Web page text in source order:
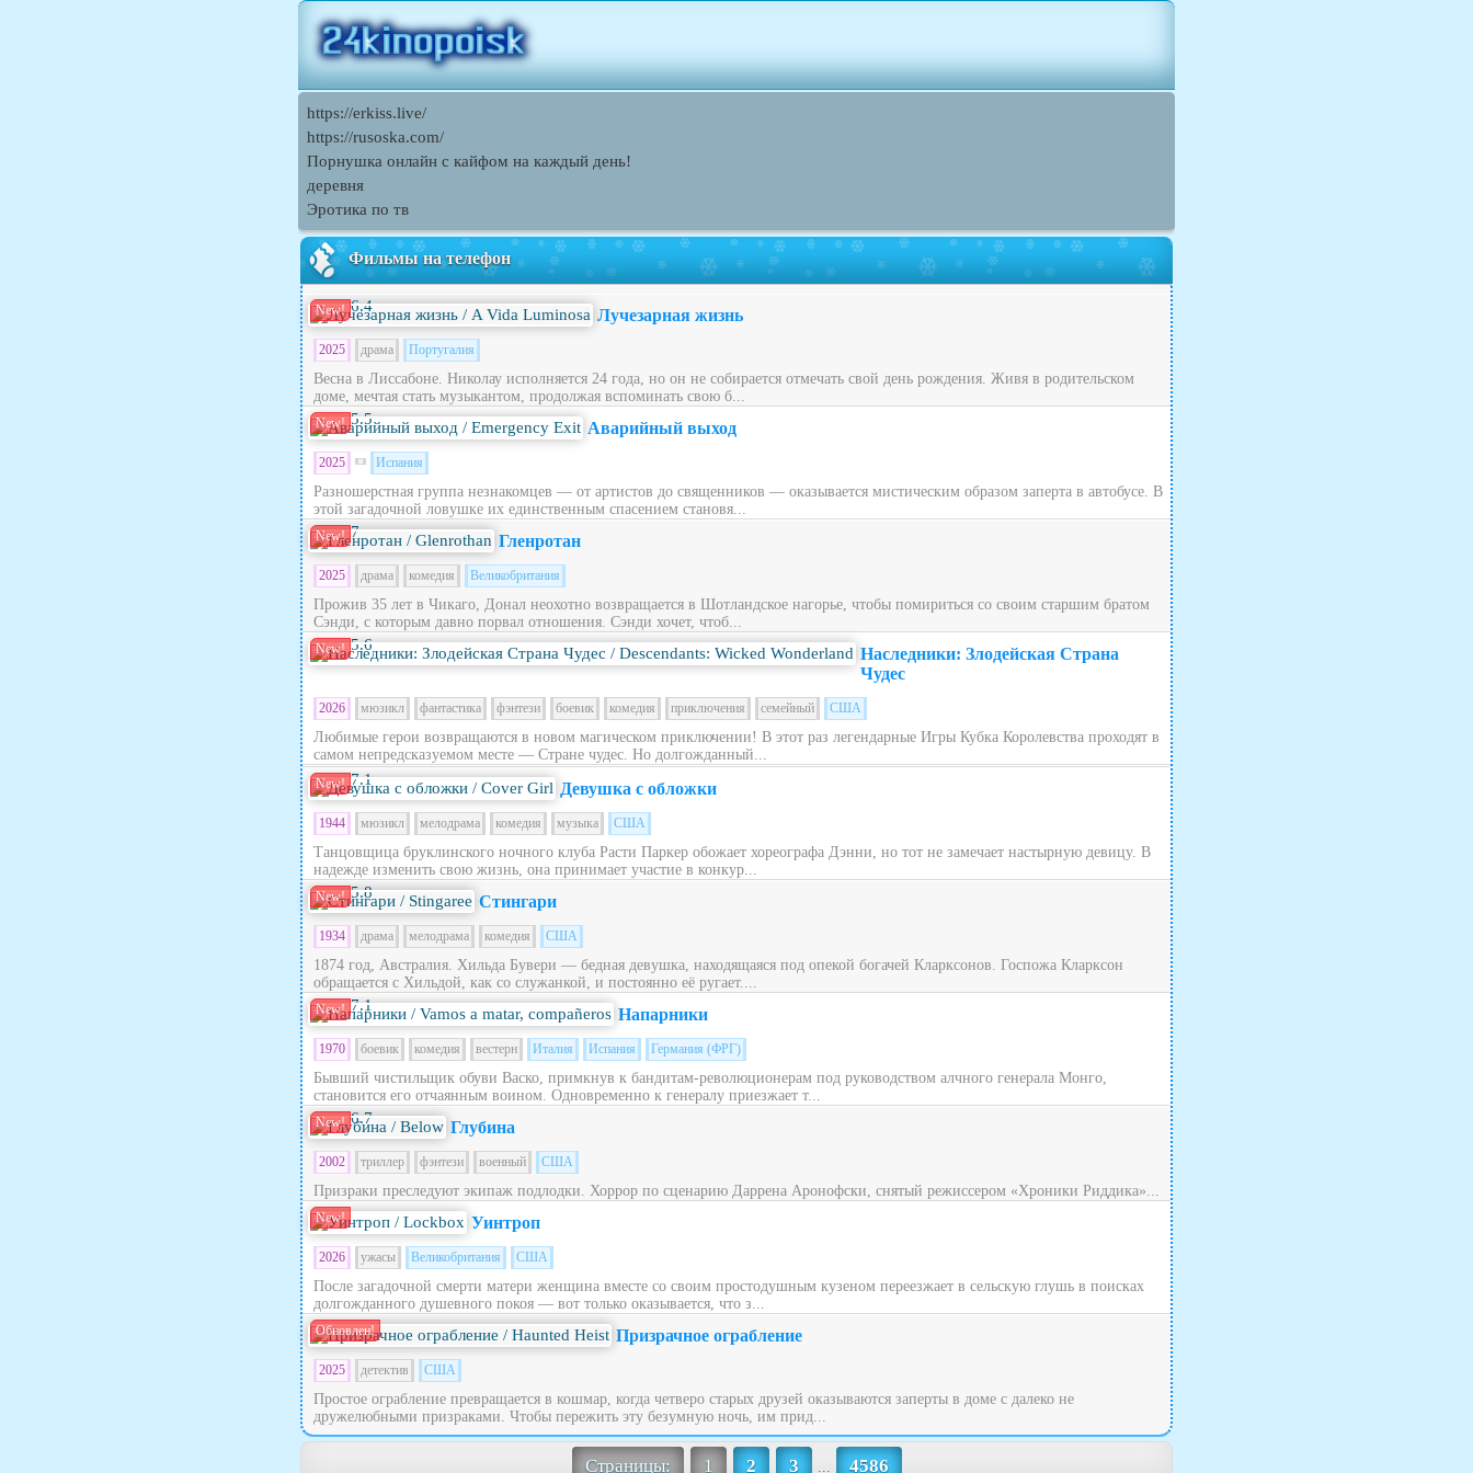
https://erkiss.live/
https://rusoska.com/
Порнушка онлайн с кайфом на каждый день!
деревня
Эротика по тв
Фильмы на телефон
New! 6.4 Лучезарная жизнь
2025 драма Португалия
Весна в Лиссабоне. Николау исполняется 24 года, но он не собирается отмечать свой день рождения. Живя в родительском
доме, мечтая стать музыкантом, продолжая вспоминать свою б...
New! 5.5 Аварийный выход
2025 Испания
Разношерстная группа незнакомцев — от артистов до священников — оказывается мистическим образом заперта в автобусе. В
этой загадочной ловушке их единственным спасением становя...
New! 7 Гленротан
2025 драма комедия Великобритания
Прожив 35 лет в Чикаго, Донал неохотно возвращается в Шотландское нагорье, чтобы помириться со своим старшим братом
Сэнди, с которым давно порвал отношения. Сэнди хочет, чтоб...
New! 5.6
Наследники: Злодейская Страна
Чудес
2026 мюзикл фантастика фэнтези боевик комедия приключения семейный США
Любимые герои возвращаются в новом магическом приключении! В этот раз легендарные Игры Кубка Королевства проходят в
самом непредсказуемом месте — Стране чудес. Но долгожданный...
New! 7.1 Девушка с обложки
1944 мюзикл мелодрама комедия музыка США
Танцовщица бруклинского ночного клуба Расти Паркер обожает хореографа Дэнни, но тот не замечает настырную девицу. В
надежде изменить свою жизнь, она принимает участие в конкур...
New! 5.8 Стингари
1934 драма мелодрама комедия США
1874 год, Австралия. Хильда Бувери — бедная девушка, находящаяся под опекой богачей Кларксонов. Госпожа Кларксон
обращается с Хильдой, как со служанкой, и постоянно её ругает....
New! 7.1 Напарники
1970 боевик комедия вестерн Италия Испания Германия (ФРГ)
Бывший чистильщик обуви Васко, примкнув к бандитам-революционерам под руководством алчного генерала Монго,
становится его отчаянным воином. Одновременно к генералу приезжает т...
New! 6.7 Глубина
2002 триллер фэнтези военный США
Призраки преследуют экипаж подлодки. Хоррор по сценарию Даррена Аронофски, снятый режиссером «Хроники Риддика»...
New! Уинтроп
2026 ужасы Великобритания США
После загадочной смерти матери женщина вместе со своим простодушным кузеном переезжает в сельскую глушь в поисках
долгожданного душевного покоя — вот только оказывается, что з...
Обновлен! Призрачное ограбление
2025 детектив США
Простое ограбление превращается в кошмар, когда четверо старых друзей оказываются заперты в доме с далеко не
дружелюбными призраками. Чтобы пережить эту безумную ночь, им прид...
Страницы: 1 2 3 ... 4586